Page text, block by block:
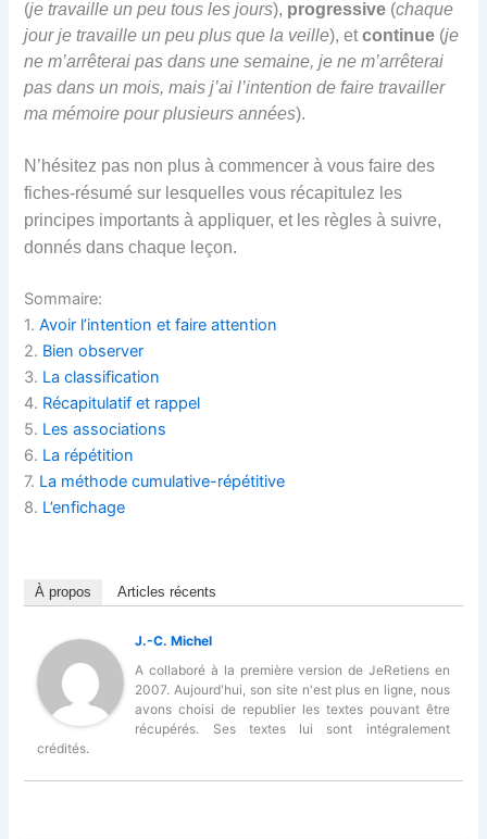
(je travaille un peu tous les jours), progressive (chaque
jour je travaille un peu plus que la veille), etcontinue (je
ne m’arrêterai pas dans une semaine, je ne m’arrêterai
pas dans un mois, mais j’ai l’intention de faire travailler
ma mémoire pour plusieurs années).
N’hésitez pas non plus à commencer à vous faire des
fiches-résumé sur lesquelles vous récapitulez les
principes importants à appliquer, et les règles à suivre,
donnés dans chaque leçon.
Sommaire:
1.Avoir l’intention et faire attention
2. Bien observer
3. La classification
4. Récapitulatif et rappel
5. Les associations
6. La répétition
7. La méthode cumulative-répétitive
8. L’enfichage
À propos Articles récents
J.-C. Michel
A collaboré à la première version de JeRetiens en
2007. Aujourd'hui, son site n'est plus en ligne, nous
avons choisi de republier les textes pouvant être
récupérés. Ses textes lui sont intégralement
crédités.